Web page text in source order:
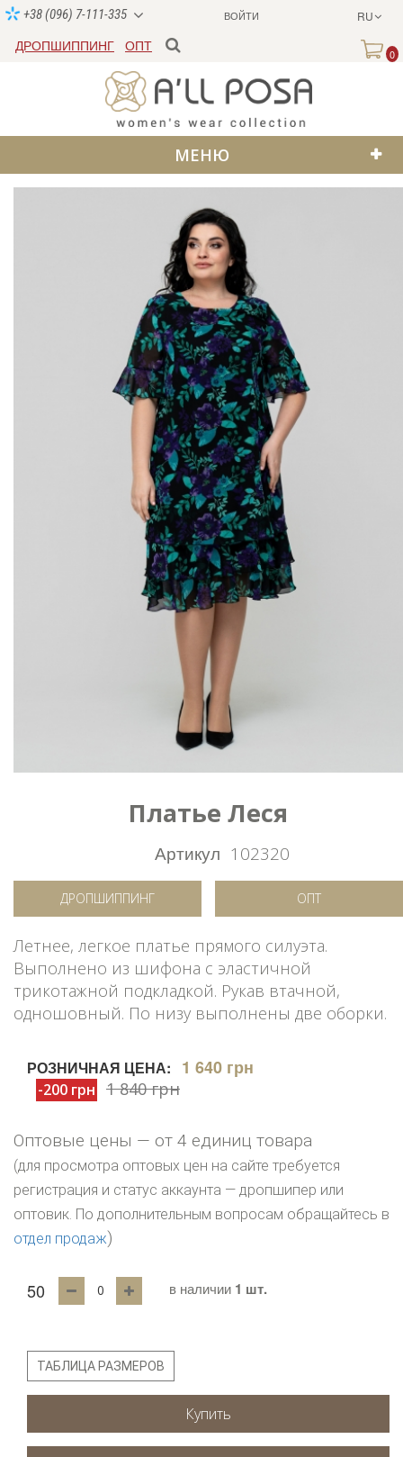
ВОЙТИ RU
+38 (096) 7-111-335
ДРОПШИППИНГ ОПТ
0
МЕНЮ
Платье Леся
Артикул 102320
ДРОПШИППИНГ ОПТ
Летнее, легкое платье прямого силуэта.
Выполнено из шифона с эластичной
трикотажной подкладкой. Рукав втачной,
одношовный. По низу выполнены две оборки.
РОЗНИЧНАЯ ЦЕНА: 1 640 грн
-200 грн 1 840 грн
Оптовые цены — от 4 единиц товара
(для просмотра оптовых цен на сайте требуется
регистрация и статус аккаунта — дропшипер или
оптовик. По дополнительным вопросам обращайтесь в
отдел продаж)
50 в наличии 1 шт.
ТАБЛИЦА РАЗМЕРОВ
Купить